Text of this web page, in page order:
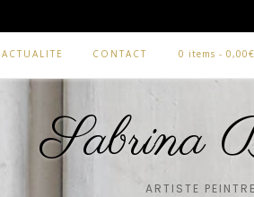
ACTUALITE CONTACT 0 items - 0,00€
Sabrina
ARTISTE PEINTRE